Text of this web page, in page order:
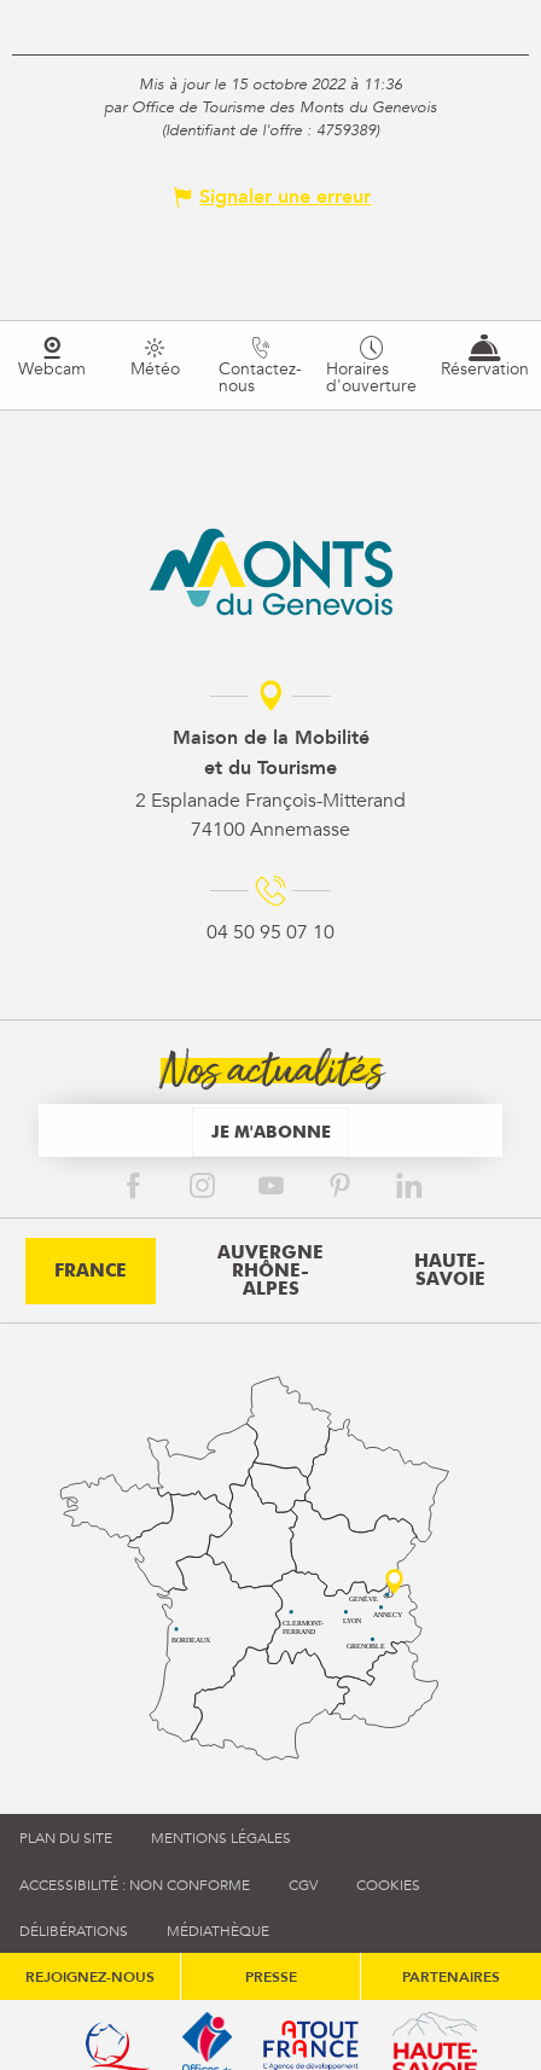
Mis à jour le 15 octobre 2022 à 11:36
par Office de Tourisme des Monts du Genevois
(Identifiant de l'offre : 4759389)
Signaler une erreur
Webcam Météo Contactez-
nous
Horaires
d'ouverture
Réservation
Maison de la Mobilité
et du Tourisme
2 Esplanade François-Mitterand
74100 Annemasse
04 50 95 07 10
Nos actualités
JE M'ABONNE
FRANCE
AUVERGNE
RHÔNE-
ALPES
HAUTE-
SAVOIE
BORDEAUX
CLERMONT-
FERRAND
LYON
ANNECY
GRENOBLE
GENÈVE
PLAN DU SITE MENTIONS LÉGALES
ACCESSIBILITÉ : NON CONFORME CGV COOKIES
DÉLIBÉRATIONS MÉDIATHÈQUE
REJOIGNEZ-NOUS PRESSE PARTENAIRES
Qualité tourisme (s'ouvre dans une nouvelle fenêtre)
Office de tourisme de France (s'ouvre
Atout France (s'ouvre dans